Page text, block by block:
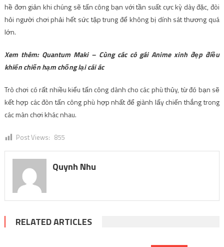
hề đơn giản khi chúng sẽ tấn công bạn với tần suất cực kỳ dày đặc, đòi
hỏi người chơi phải hết sức tập trung để không bị dính sát thương quá
lớn.
Xem thêm: Quantum Maki – Cùng các cô gái Anime xinh đẹp điều
khiển chiến hạm chống lại cái ác
Trò chơi có rất nhiều kiểu tấn công dành cho các phù thủy, từ đó bạn sẽ
kết hợp các đòn tấn công phù hợp nhất để giành lấy chiến thắng trong
các màn chơi khác nhau.
Post Views: 855
Quynh Nhu
RELATED ARTICLES